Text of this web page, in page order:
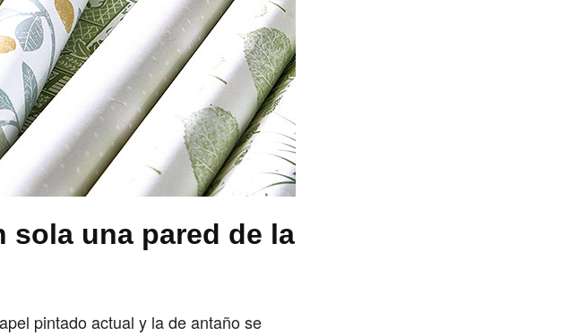
sola una pared de la
pintado actual y la de antaño se